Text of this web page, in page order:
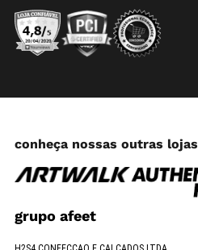
conheça nossas outras lojas
grupo afeet